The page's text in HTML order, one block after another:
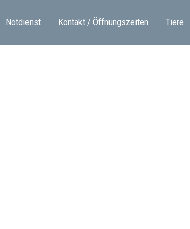
Notdienst Kontakt / Öffnungszeiten Tiere